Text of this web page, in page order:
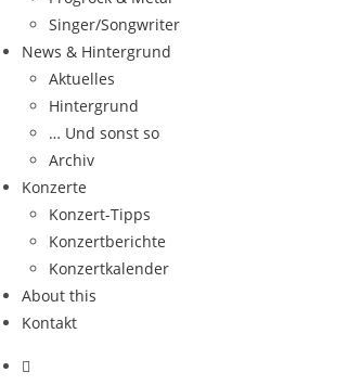
Singer/Songwriter
News & Hintergrund
Aktuelles
Hintergrund
… Und sonst so
Archiv
Konzerte
Konzert-Tipps
Konzertberichte
Konzertkalender
About this
Kontakt